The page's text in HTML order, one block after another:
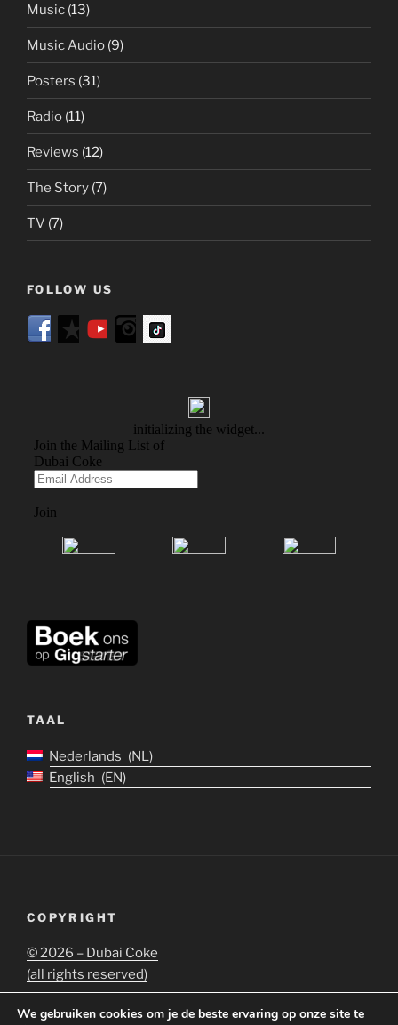
Music (13)
Music Audio (9)
Posters (31)
Radio (11)
Reviews (12)
The Story (7)
TV (7)
FOLLOW US
TAAL
Nederlands
NL
English
EN
COPYRIGHT
©2026 – Dubai Coke
(all rights reserved)
We gebruiken cookies om je de beste ervaring op onze site te